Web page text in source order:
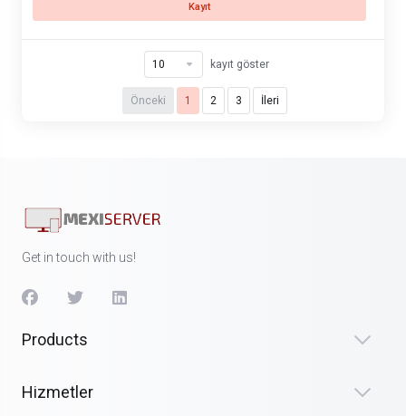
Kayıt
Önceki 1 2 3 İleri
kayıt göster
Get in touch with us!
Products
Hizmetler